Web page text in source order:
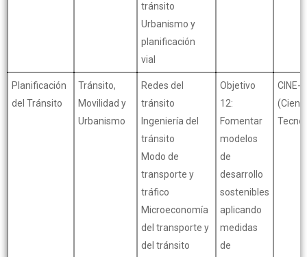
tránsito
Urbanismo y
planificación
vial
Planificación
del Tránsito
Tránsito,
Movilidad y
Urbanismo
Redes del
tránsito
Ingeniería del
tránsito
Modo de
transporte y
tráfico
Microeconomía
del transporte y
del tránsito
Objetivo
12:
Fomentar
modelos
de
desarrollo
sostenibles
aplicando
medidas
de
CINE-